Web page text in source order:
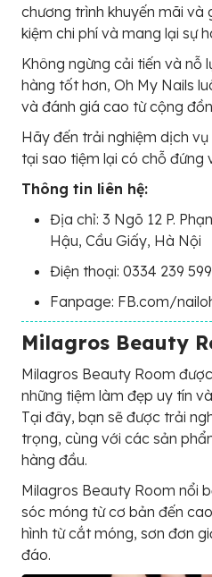
chương trình khuyến mãi
kiệm chi phí và mang lại sự
Không ngừng cải tiến và nỗ
hàng tốt hơn, Oh My Nails
và đánh giá cao từ cộng
Hãy đến trải nghiệm dịch
tại sao tiệm lại có chỗ đứng
Thông tin liên hệ:
Địa chỉ: 3 Ngõ 12 P.
Hậu, Cầu Giấy, Hà Nội
Điện thoại: 0334 239 599
Fanpage: FB.com/
Milagros Beauty
Milagros Beauty Room
những tiệm làm đẹp uy tín
Tại đây, bạn sẽ được trải
trọng, cùng với các sản
hàng đầu.
Milagros Beauty Room nổi
sóc móng từ cơ bản đến
hình từ cắt móng, sơn đơn
đáo.